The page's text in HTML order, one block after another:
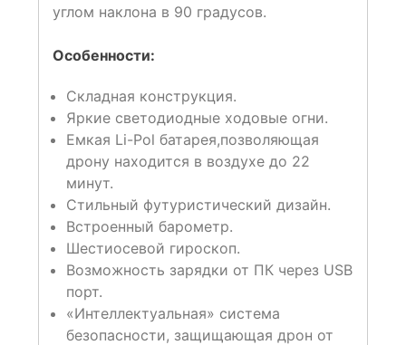
углом наклона в 90 градусов.
Особенности:
Складная конструкция.
Яркие светодиодные ходовые огни.
Емкая Li-Pol батарея,позволяющая
дрону находится в воздухе до 22
минут.
Стильный футуристический дизайн.
Встроенный барометр.
Шестиосевой гироскоп.
Возможность зарядки от ПК через USB
порт.
«Интеллектуальная» система
безопасности, защищающая дрон от